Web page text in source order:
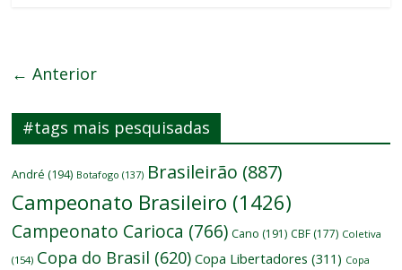
← Anterior
#tags mais pesquisadas
André (194) Botafogo (137) Brasileirão (887)
Campeonato Brasileiro (1426)
Campeonato Carioca (766) Cano (191) CBF (177) Coletiva
(154) Copa do Brasil (620) Copa Libertadores (311) Copa